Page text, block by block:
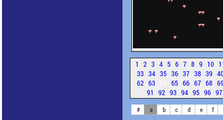
1 2 3 4 5 6 7 8 9 10
33 34 35 36 37 38 39
62 63 65 66 67 68
91 92 93 94 95 96
# a b c d e f